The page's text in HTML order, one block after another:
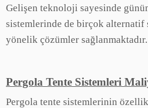
Gelişen teknoloji sayesinde
sistemlerinde de birçok alternatif
yönelik çözümler sağlanmaktadır.
Pergola Tente Sistemleri
Pergola tente sistemlerinin